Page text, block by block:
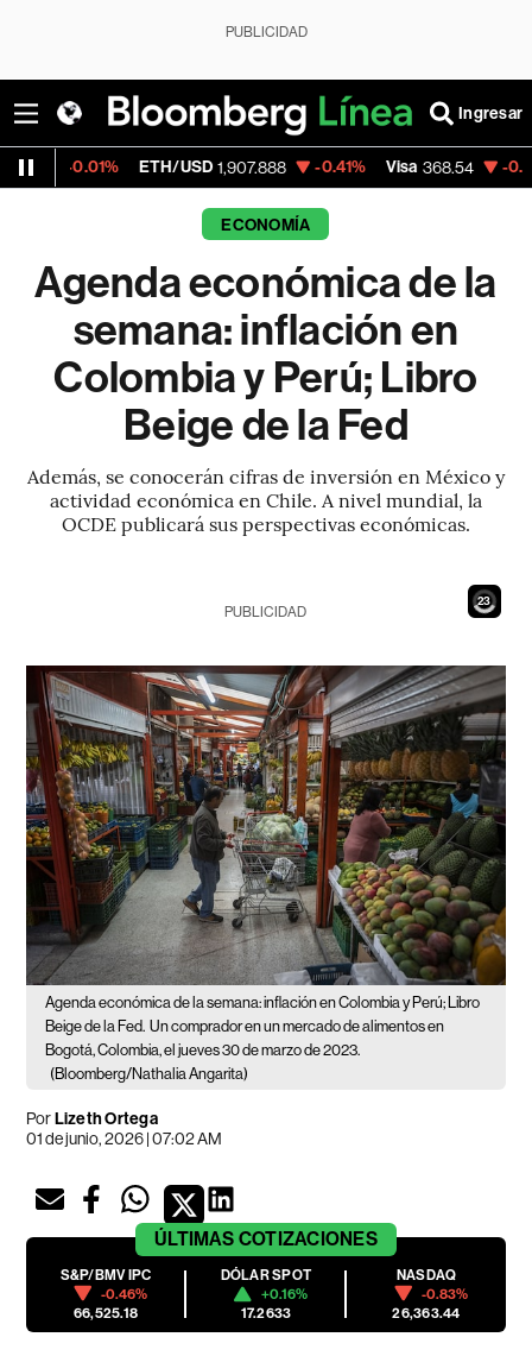
PUBLICIDAD
Ingresar
ETH/USD 1,907.888 -0.41% Visa 368.54 -0.28%
ECONOMÍA
Agenda económica de la
semana: inflación en
Colombia y Perú; Libro
Beige de la Fed
Además, se conocerán cifras de inversión en México y
actividad económica en Chile. A nivel mundial, la
OCDE publicará sus perspectivas económicas.
21
PUBLICIDAD
Agenda económica de la semana: inflación en Colombia y Perú; Libro
Beige de la Fed. Un comprador en un mercado de alimentos en
Bogotá, Colombia, el jueves 30 de marzo de 2023.
(Bloomberg/Nathalia Angarita)
PorLizeth Ortega
01 de junio, 2026 | 07:02 AM
ÚLTIMAS COTIZACIONES
S&P/BMV IPC
-0.46%
66,525.18
DÓLAR SPOT
+0.16%
17.2633
NASDAQ
-0.83%
26,363.44